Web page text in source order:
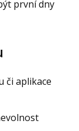
první dny
či aplikace